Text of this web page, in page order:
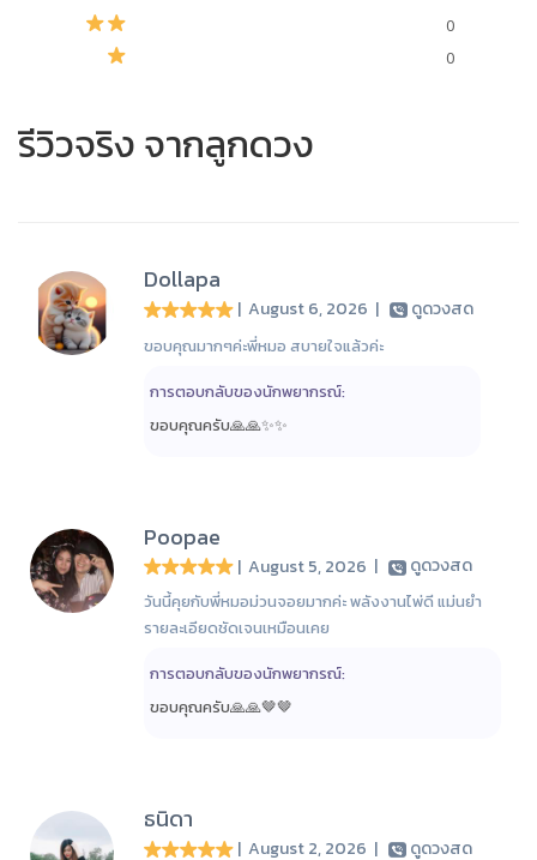
0
0
รีวิวจริง จากลูกดวง
Dollapa
| August 6, 2026 | ดูดวงสด
ขอบคุณมากๆค่ะพี่หมอ สบายใจแล้วค่ะ
การตอบกลับของนักพยากรณ์:
ขอบคุณครับ🙏🙏✨️✨️
Poopae
| August 5, 2026 | ดูดวงสด
วันนี้คุยกับพี่หมอม่วนจอยมากค่ะ พลังงานไพ่ดี แม่นยำ
รายละเอียดชัดเจนเหมือนเคย
การตอบกลับของนักพยากรณ์:
ขอบคุณครับ🙏🙏🤎🤎
ธนิดา
| August 2, 2026 | ดูดวงสด